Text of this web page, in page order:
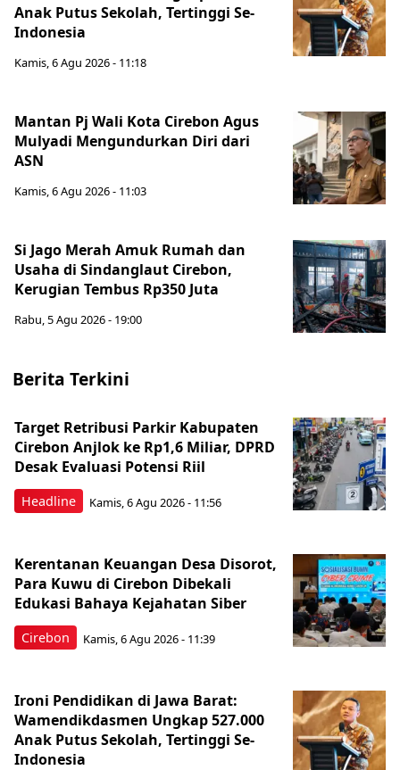
Anak Putus Sekolah, Tertinggi Se-
Indonesia
Kamis, 6 Agu 2026 - 11:18
Mantan Pj Wali Kota Cirebon Agus
Mulyadi Mengundurkan Diri dari
ASN
Kamis, 6 Agu 2026 - 11:03
Si Jago Merah Amuk Rumah dan
Usaha di Sindanglaut Cirebon,
Kerugian Tembus Rp350 Juta
Rabu, 5 Agu 2026 - 19:00
Berita Terkini
Headline
Target Retribusi Parkir Kabupaten
Cirebon Anjlok ke Rp1,6 Miliar, DPRD
Desak Evaluasi Potensi Riil
Kamis, 6 Agu 2026 - 11:56
Cirebon
Kerentanan Keuangan Desa Disorot,
Para Kuwu di Cirebon Dibekali
Edukasi Bahaya Kejahatan Siber
Kamis, 6 Agu 2026 - 11:39
Ironi Pendidikan di Jawa Barat:
Wamendikdasmen Ungkap 527.000
Anak Putus Sekolah, Tertinggi Se-
Indonesia